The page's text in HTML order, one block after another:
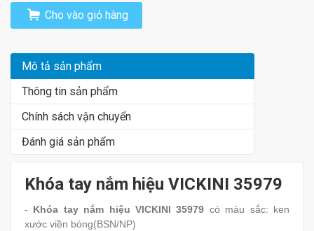
Cho vào giỏ hàng
Mô tả sản phẩm
Thông tin sản phẩm
Chính sách vận chuyển
Đánh giá sản phẩm
Khóa tay nắm hiệu VICKINI 35979
- Khóa tay nắm hiệu VICKINI 35979 có màu sắc: ken
xước viền bóng(BSN/NP)